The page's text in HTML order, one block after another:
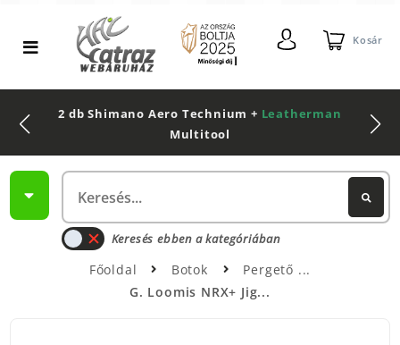
Kosár
2 db Shimano Aero Technium + Leatherman
Multitool
Keresés ebben a kategóriában
Főoldal Botok
Pergető
G. Loomis NRX+ Jig...